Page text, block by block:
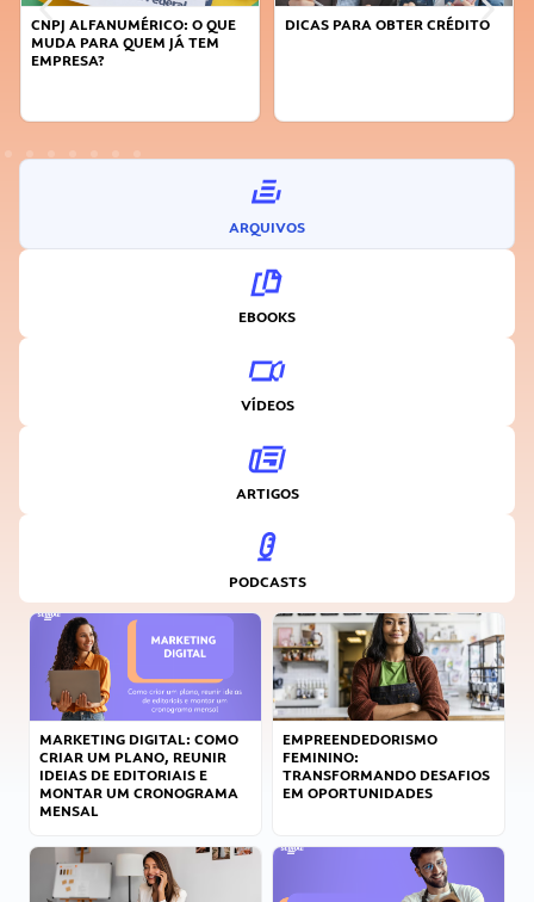
CNPJ ALFANUMÉRICO: O QUE
MUDA PARA QUEM JÁ TEM
EMPRESA?
DICAS PARA OBTER CRÉDITO
ARQUIVOS
EBOOKS
VÍDEOS
ARTIGOS
PODCASTS
MARKETING DIGITAL: COMO
CRIAR UM PLANO, REUNIR
IDEIAS DE EDITORIAIS E
MONTAR UM CRONOGRAMA
MENSAL
EMPREENDEDORISMO
FEMININO:
TRANSFORMANDO DESAFIOS
EM OPORTUNIDADES